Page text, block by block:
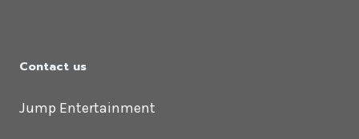
Contact us
Jump Entertainment